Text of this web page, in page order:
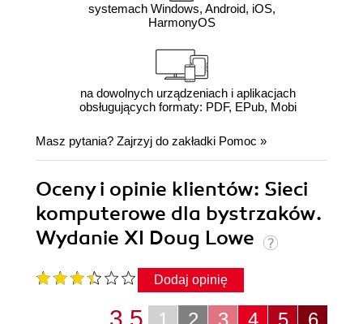
systemach Windows, Android, iOS,
HarmonyOS
na dowolnych urządzeniach i aplikacjach
obsługujących formaty: PDF, EPub, Mobi
Masz pytania? Zajrzyj do zakładki Pomoc »
Oceny i opinie klientów: Sieci
komputerowe dla bystrzaków.
Wydanie XI Doug Lowe
Dodaj opinię
6
5
4
3
2
1
3.5